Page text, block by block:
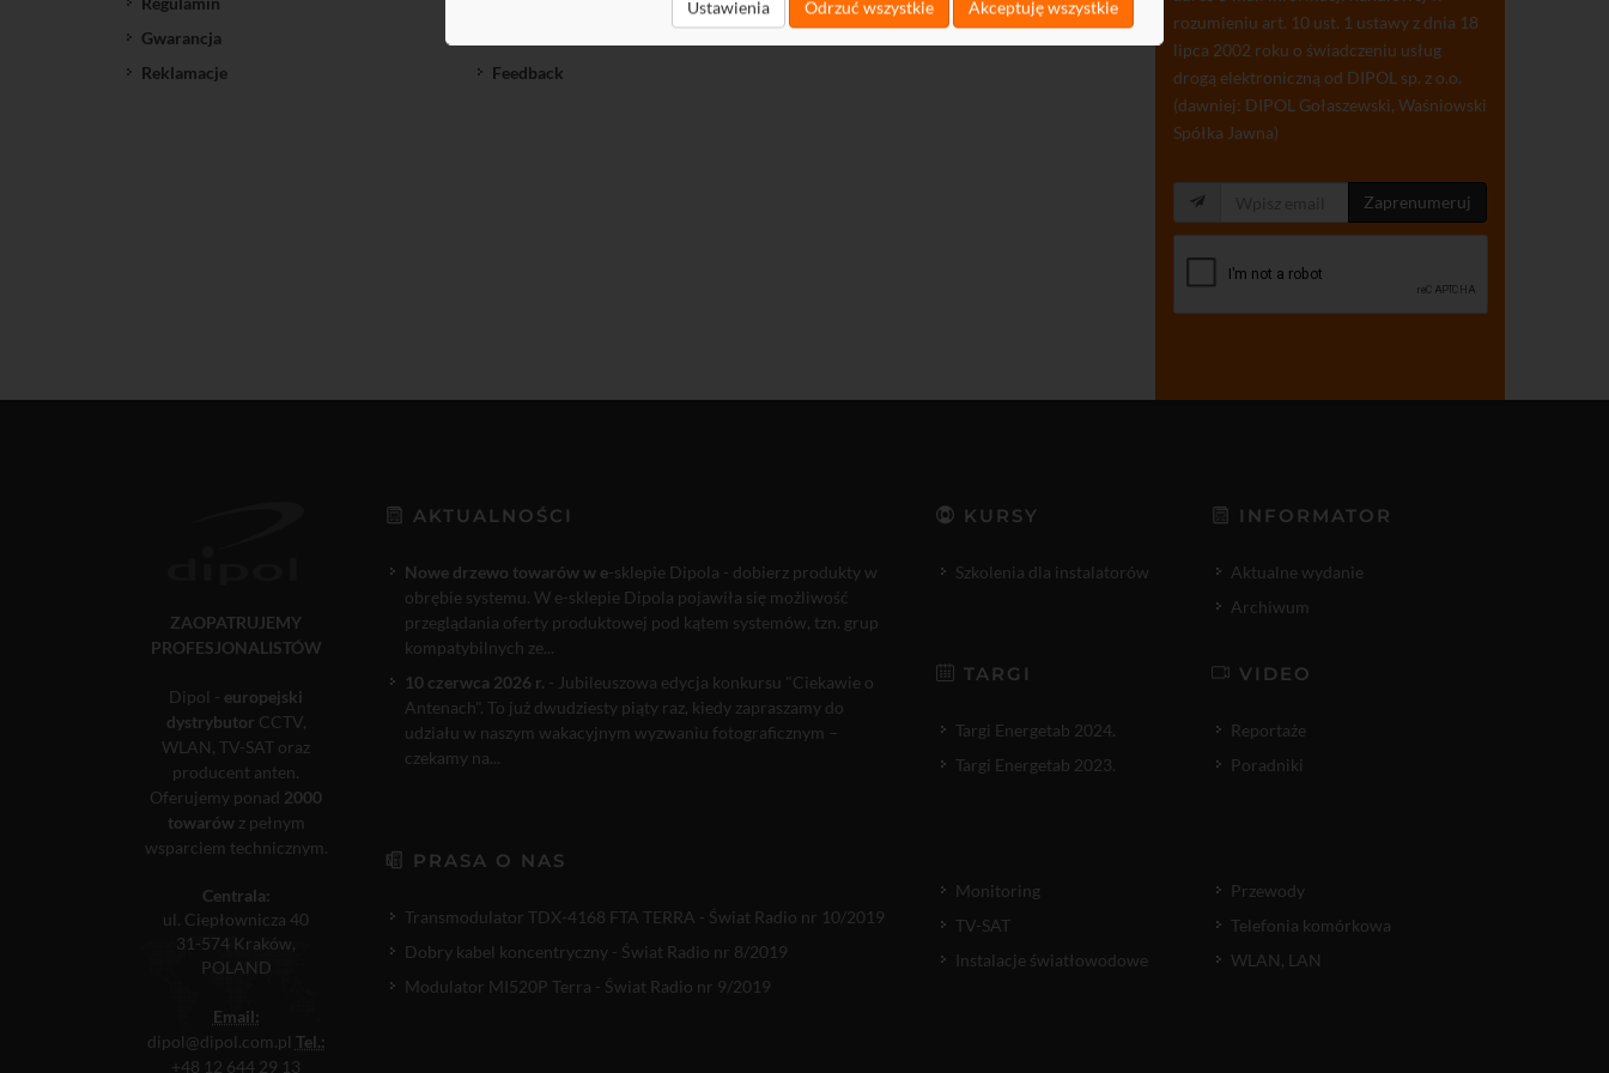
Ustawienia Odrzuć wszystkie Akceptuję wszystkie
Gwarancja
Reklamacje
Feedback
rozumieniu art. 10 ust. 1 ustawy z dnia 18
lipca 2002 roku o świadczeniu usług
drogą elektroniczną od DIPOL sp. z o.o.
(dawniej: DIPOL Gołaszewski, Waśniowski
Spółka Jawna)
Zaprenumeruj
ZAOPATRUJEMY
PROFESJONALISTÓW
Dipol - europejski
dystrybutor CCTV,
WLAN, TV-SAT oraz
producent anten.
Oferujemy ponad 2000
towarówz pełnym
wsparciem technicznym.
Centrala:
ul. Ciepłownicza 40
31-574 Kraków,
POLAND
Email:
dipol@dipol.com.pl Tel.:
+48 12 644 29 13
AKTUALNOŚCI
Nowe drzewo towarów w e-sklepie Dipola - dobierz produkty w
obrębie systemu. W e-sklepie Dipola pojawiła się możliwość
przeglądania oferty produktowej pod kątem systemów, tzn. grup
kompatybilnych ze...
10 czerwca 2026 r. - Jubileuszowa edycja konkursu "Ciekawie o
Antenach". To już dwudziesty piąty raz, kiedy zapraszamy do
udziału w naszym wakacyjnym wyzwaniu fotograficznym –
czekamy na...
PRASA O NAS
Transmodulator TDX-4168 FTA TERRA - Świat Radio nr 10/2019
Dobry kabel koncentryczny - Świat Radio nr 8/2019
Modulator MI520P Terra - Świat Radio nr 9/2019
KURSY
Szkolenia dla instalatorów
TARGI
Targi Energetab 2024.
Targi Energetab 2023.
INFORMATOR
Aktualne wydanie
Archiwum
VIDEO
Reportaże
Poradniki
Monitoring
TV-SAT
Instalacje światłowodowe
Przewody
Telefonia komórkowa
WLAN, LAN